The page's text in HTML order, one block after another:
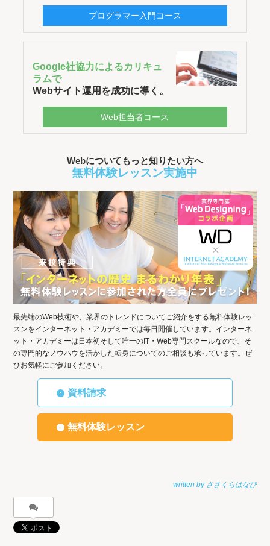
プログラマー入門コース
Google社協力によるカリキュ
ラムで
Webサイト運用を成功に導く。
Web担当者コース
Webについてもっと知りたい方へ
無料体験レッスン実施中
最先端のWeb技術や、業界のトレンドについてご紹介をする無料体験レッ
スンをインターネット・アカデミーでは毎日開催しています。インターネ
ット・アカデミーは日本初そして唯一のIT・Web専門スクールなので、そ
の専門的なノウハウを活かした転身についてのご相談も承っています。ぜ
ひお気軽にご参加ください。
資料請求
無料体験レッスン